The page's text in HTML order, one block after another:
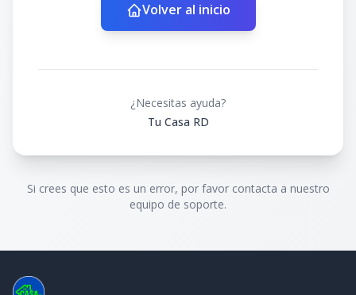
Volver al inicio
¿Necesitas ayuda?
Tu Casa RD
Si crees que esto es un error, por favor contacta a nuestro
equipo de soporte.